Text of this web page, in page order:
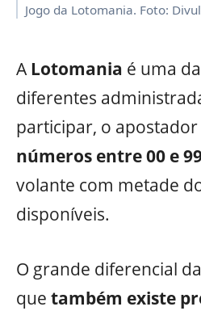
Jogo da Lotomania. Foto:
ALotomania é uma
diferentes
participar, o
números entre 00 e
volante com metade
disponíveis.
O grande diferencial
que também existe